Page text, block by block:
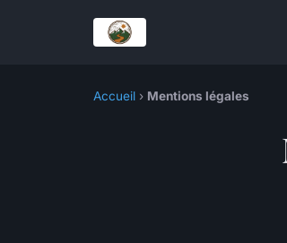
Accueil › Mentions légales